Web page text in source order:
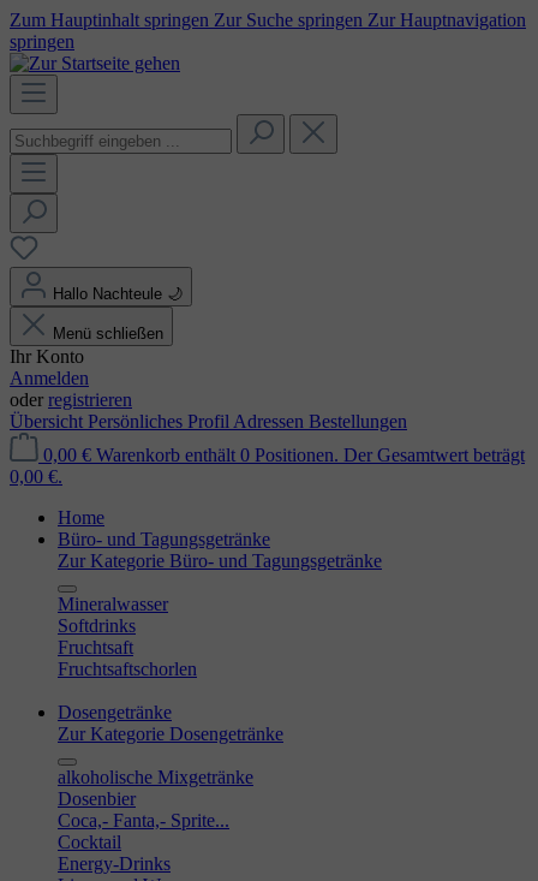
Zum Hauptinhalt springen Zur Suche springen Zur Hauptnavigation
springen
Hallo Nachteule 🌙
Menü schließen
Ihr Konto
Anmelden
oder registrieren
Übersicht Persönliches Profil Adressen Bestellungen
0,00 € Warenkorb enthält 0 Positionen. Der Gesamtwert beträgt
0,00 €.
Home
Büro- und Tagungsgetränke
Zur Kategorie Büro- und Tagungsgetränke
Mineralwasser
Softdrinks
Fruchtsaft
Fruchtsaftschorlen
Dosengetränke
Zur Kategorie Dosengetränke
alkoholische Mixgetränke
Dosenbier
Coca,- Fanta,- Sprite...
Cocktail
Energy-Drinks